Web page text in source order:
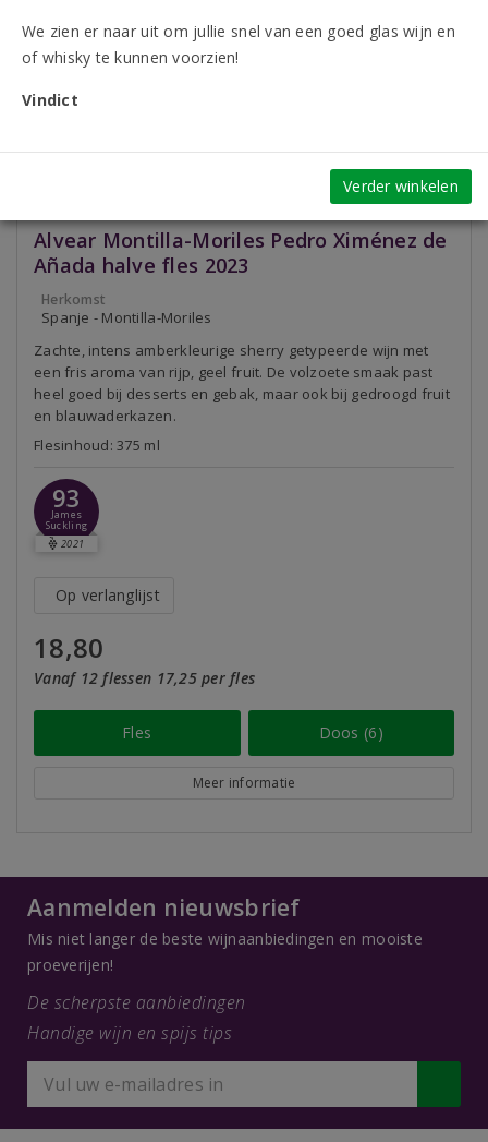
Alvear Montilla-Moriles Pedro Ximénez de
Añada halve fles 2023
Herkomst
Spanje - Montilla-Moriles
Zachte, intens amberkleurige sherry getypeerde wijn met
een fris aroma van rijp, geel fruit. De volzoete smaak past
heel goed bij desserts en gebak, maar ook bij gedroogd fruit
en blauwaderkazen.
Flesinhoud: 375 ml
93
James
Suckling
2021
Op verlanglijst
18,80
Vanaf 12 flessen 17,25 per fles
Fles Doos (6)
Meer informatie
Aanmelden nieuwsbrief
Mis niet langer de beste wijnaanbiedingen en mooiste
proeverijen!
De scherpste aanbiedingen
Handige wijn en spijs tips
We zien er naar uit om jullie snel van een goed glas wijn en
of whisky te kunnen voorzien!
Vindict
Verder winkelen